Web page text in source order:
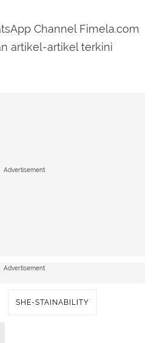
Channel Fimela.com
artikel-artikel terkini
Advertisement
Advertisement
SHE-STAINABILITY